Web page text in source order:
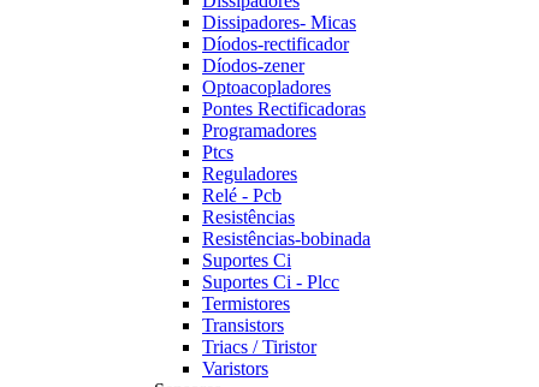
Dissipadores- Micas
Díodos-rectificador
Díodos-zener
Optoacopladores
Pontes Rectificadoras
Programadores
Ptcs
Reguladores
Relé - Pcb
Resistências
Resistências-bobinada
Suportes Ci
Suportes Ci - Plcc
Termistores
Transistors
Triacs / Tiristor
Varistors